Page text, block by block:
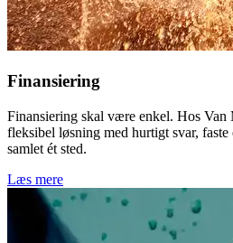
Finansiering
Finansiering skal være enkel. Hos Van
fleksibel løsning med hurtigt svar,
samlet ét sted.
Læs mere